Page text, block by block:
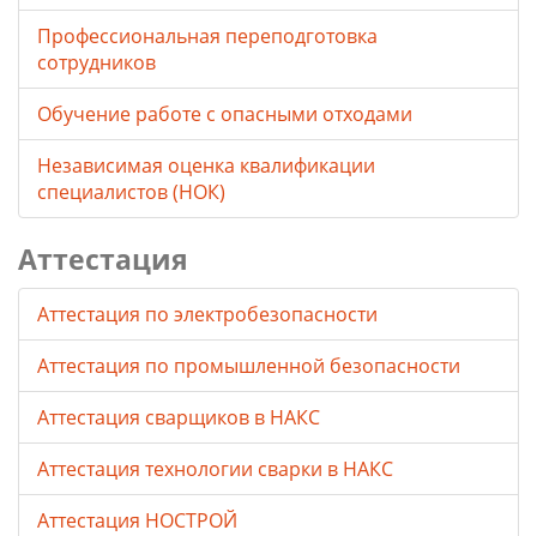
Профессиональная переподготовка
сотрудников
Обучение работе с опасными отходами
Независимая оценка квалификации
специалистов (НОК)
Аттестация
Аттестация по электробезопасности
Аттестация по промышленной безопасности
Аттестация сварщиков в НАКС
Аттестация технологии сварки в НАКС
Аттестация НОСТРОЙ